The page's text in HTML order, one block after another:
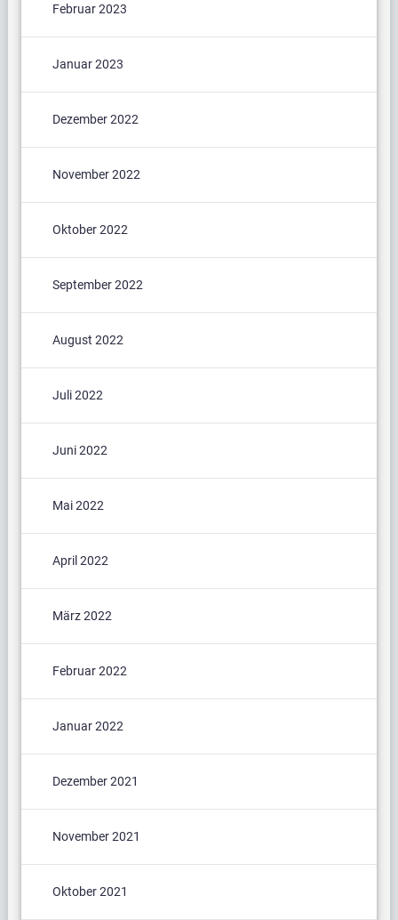
Februar 2023
Januar 2023
Dezember 2022
November 2022
Oktober 2022
September 2022
August 2022
Juli 2022
Juni 2022
Mai 2022
April 2022
März 2022
Februar 2022
Januar 2022
Dezember 2021
November 2021
Oktober 2021